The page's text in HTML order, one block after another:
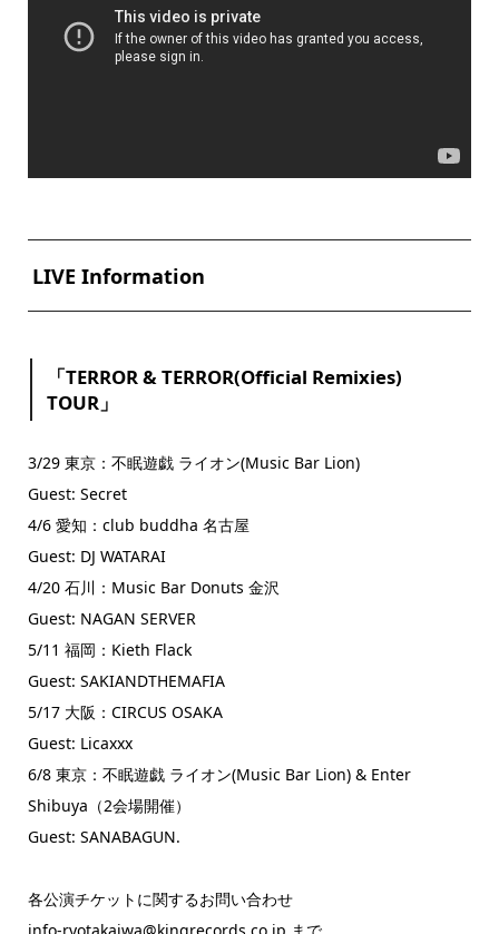
LIVE Information
「TERROR & TERROR(Official Remixies)
TOUR」
3/29 東京：不眠遊戯 ライオン(Music Bar Lion)
Guest: Secret
4/6 愛知：club buddha 名古屋
Guest: DJ WATARAI
4/20 石川：Music Bar Donuts 金沢
Guest: NAGAN SERVER
5/11 福岡：Kieth Flack
Guest: SAKIANDTHEMAFIA
5/17 大阪：CIRCUS OSAKA
Guest: Licaxxx
6/8 東京：不眠遊戯 ライオン(Music Bar Lion) & Enter
Shibuya（2会場開催）
Guest: SANABAGUN.
各公演チケットに関するお問い合わせ